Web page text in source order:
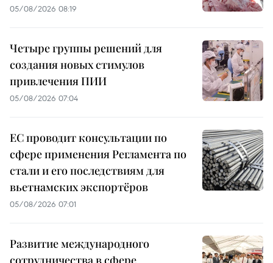
05/08/2026 08:19
Четыре группы решений для
создания новых стимулов
привлечения ПИИ
05/08/2026 07:04
ЕС проводит консультации по
сфере применения Регламента по
стали и его последствиям для
вьетнамских экспортёров
05/08/2026 07:01
Развитие международного